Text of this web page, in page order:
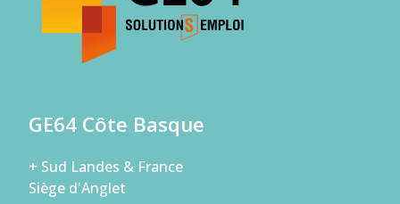
GE64 Côte Basque
+ Sud Landes & France
Siège d'Anglet